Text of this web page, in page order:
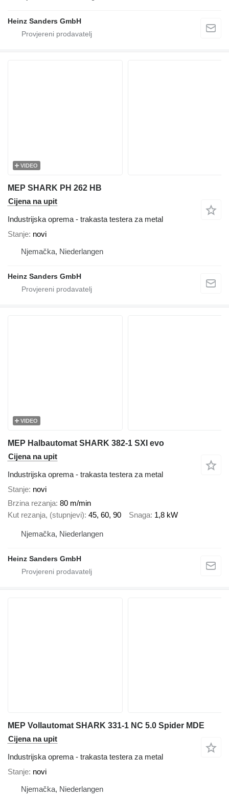
Heinz Sanders GmbH
VIDEO
MEP SHARK PH 262 HB
Cijena na upit
Industrijska oprema - trakasta testera za metal
Stanje novi
Njemačka, Niederlangen
Heinz Sanders GmbH
VIDEO
MEP Halbautomat SHARK 382-1 SXI evo
Cijena na upit
Industrijska oprema - trakasta testera za metal
Stanje novi
Brzina rezanja 80 m/min
Kut rezanja, (stupnjevi) 45, 60, 90 Snaga 1,8 kW
Njemačka, Niederlangen
Heinz Sanders GmbH
MEP Vollautomat SHARK 331-1 NC 5.0 Spider MDE
Cijena na upit
Industrijska oprema - trakasta testera za metal
Stanje novi
Njemačka, Niederlangen